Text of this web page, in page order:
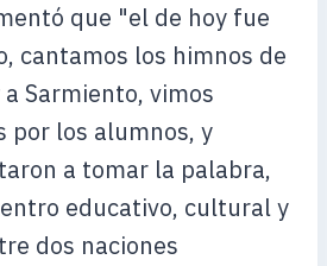
que "el de hoy fue
cantamos los himnos de
Sarmiento, vimos
por los alumnos, y
a tomar la palabra,
educativo, cultural y
dos naciones